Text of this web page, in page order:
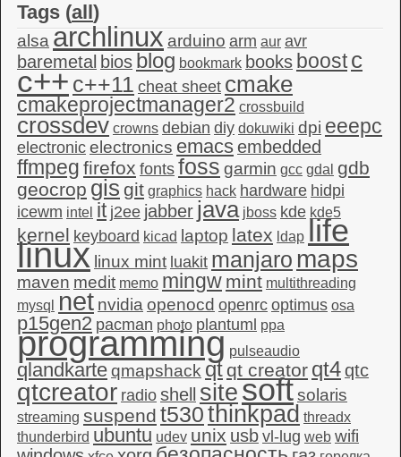
Tags (all )
alsa archlinux arduino arm aur avr
baremetal bios blog bookmark books boost c
c++c++11 cheat sheet cmake
cmakeprojectmanager2 crossbuild
crossdev crowns debian diy dokuwiki dpi eeepc
electronic electronics emacsembedded
ffmpeg firefox fonts foss garmin gcc gdal gdb
geocrop gis git graphics hack hardware hidpi
icewm intel it j2ee jabber java jboss kde kde5
kernel keyboard kicad laptop latex ldap life
linux linux mint luakit manjaro maps
maven medit memo mingw mint multithreading
mysql
net nvidia openocd openrc optimus osa
p15gen2 pacman photo plantuml ppa
programming pulseaudio
qlandkarteqmapshack qt qt creator qt4qtc
qtcreator radio shell sitesoftsolaris
streaming suspend t530thinkpad threadx
thunderbird ubuntu udev unix usb vl-lug web wifi